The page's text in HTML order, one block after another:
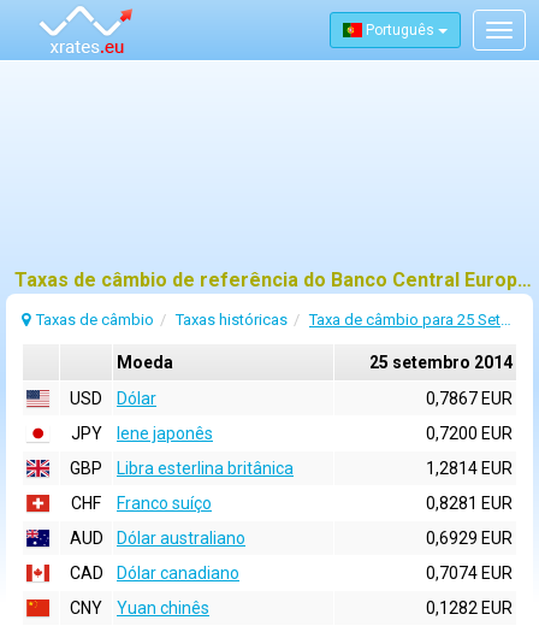
Português
Taxas de câmbio de referência do Banco Central Europeu (BCE) para 25 setembro 2014
Taxas de câmbio Taxas históricas Taxa de câmbio para 25 Setembro 2014
Moeda
25 setembro 2014
USD
Dólar
0,7867 EUR
JPY
Iene japonês
0,7200 EUR
GBP
Libra esterlina britânica
1,2814 EUR
CHF
Franco suíço
0,8281 EUR
AUD
Dólar australiano
0,6929 EUR
CAD
Dólar canadiano
0,7074 EUR
CNY
Yuan chinês
0,1282 EUR